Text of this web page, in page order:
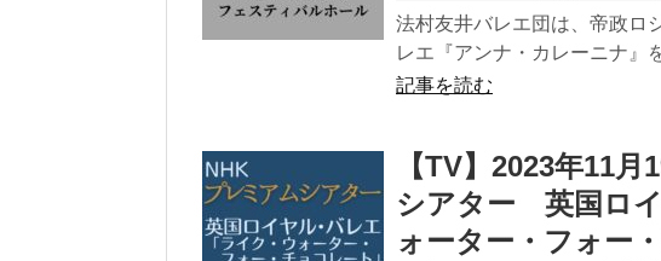
法村友井バレエ団は、帝政ロ
レエ『アンナ・カレーニナ』
記事を読む
【TV】2023年11
シアター 英国ロ
ォーター・フォー